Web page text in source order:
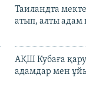
Таиландта
атып, алты адам
АҚШ Кубаға
адамдар мен